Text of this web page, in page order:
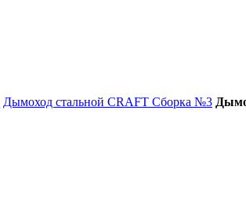
Дымоход стальной CRAFT Сборка №3